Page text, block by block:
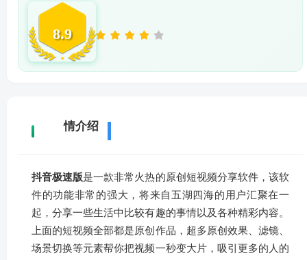
8.9
详情介绍
抖音极速版是一款非常火热的原创短视频分享软件，该软
件的功能非常的强大，将来自五湖四海的用户汇聚在一
起，分享一些生活中比较有趣的事情以及各种精彩内容。
上面的短视频全部都是原创作品，超多原创效果、滤镜、
场景切换等元素帮你把视频一秒变大片，吸引更多的人的